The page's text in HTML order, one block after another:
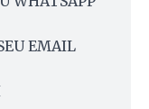
EMAIL